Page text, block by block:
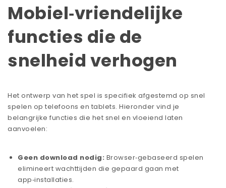
Mobiel‑vriendelijke
functies die de
snelheid verhogen
Het ontwerp van het spel is specifiek afgestemd op snel
spelen op telefoons en tablets. Hieronder vind je
belangrijke functies die het snel en vloeiend laten
aanvoelen:
Geen download nodig: Browser‑gebaseerd spelen
elimineert wachttijden die gepaard gaan met
app‑installaties.